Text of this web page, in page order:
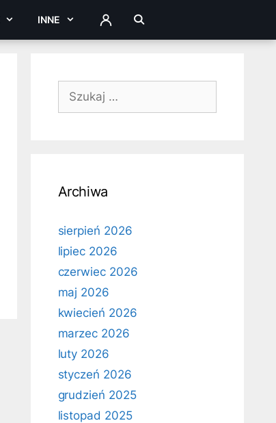
INNE ZALOGUJ
Szukaj:
Archiwa
sierpień 2026
lipiec 2026
czerwiec 2026
maj 2026
kwiecień 2026
marzec 2026
luty 2026
styczeń 2026
grudzień 2025
listopad 2025